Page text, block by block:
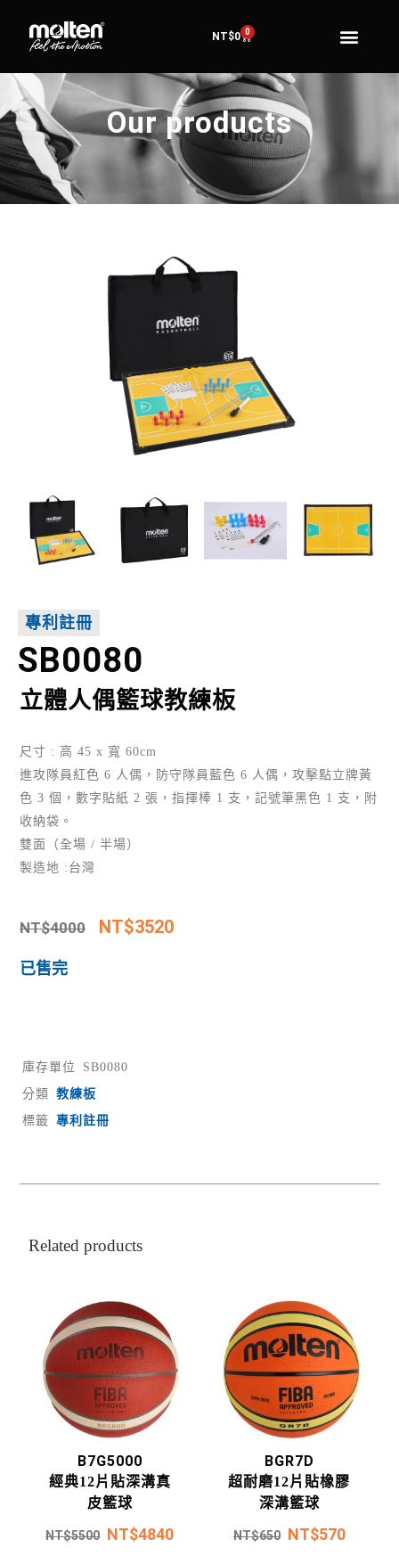
NT$0 0
Our products
專利註冊
SB0080
立體人偶籃球教練板
尺寸 : 高 45 x 寬 60cm
進攻隊員紅色 6 人偶，防守隊員藍色 6 人偶，攻擊點立牌黃
色 3 個，數字貼紙 2 張，指揮棒 1 支，記號筆黑色 1 支，附
收納袋。
雙面（全場 / 半場）
製造地 :台灣
NT$4000 NT$3520
已售完
庫存單位
SB0080
分類
教練板
標籤
專利註冊
Related products
B7G5000
經典12片貼深溝真
皮籃球
NT$5500 NT$4840
BGR7D
超耐磨12片貼橡膠
深溝籃球
NT$650 NT$570